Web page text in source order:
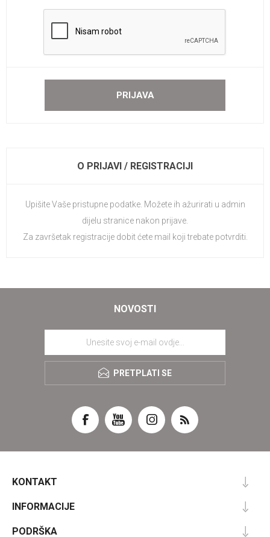
O PRIJAVI / REGISTRACIJI
Upišite Vaše pristupne podatke. Možete ih ažurirati u admin
dijelu stranice nakon prijave.
Za završetak registracije dobit ćete mail koji trebate potvrditi.
NOVOSTI
PRETPLATI SE
KONTAKT
INFORMACIJE
PODRŠKA